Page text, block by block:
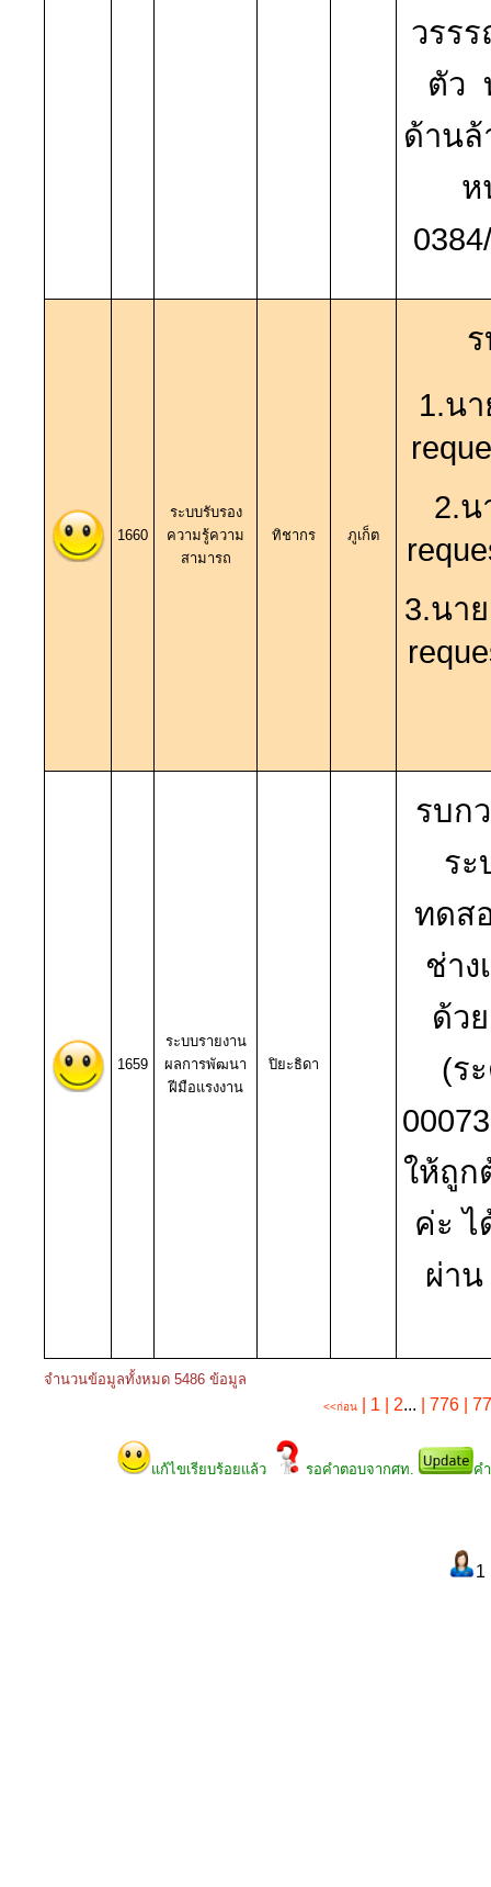
วรร
ตัว
ด้านล้
ห
1660
ระบบรับรอง
ความรู้ความ
สามารถ
ทิชากร ภูเก็ต
1.น
2.
3.นา
1659
ระบบรายงาน
ผลการพัฒนา
ฝีมือแรงงาน
ปิยะธิดา
รบก
ระ
ทดส
ช่าง
ด้ว
(ร
ให้ถูก
ค่ะ
ผ่าน
จำนวนข้อมูลทั้งหมด 5486 ข้อมูล
<<ก่อน | 1 | 2... | 776 |
แก้ไขเรียบร้อยแล้ว รอคำตอบจากศท. ค
1